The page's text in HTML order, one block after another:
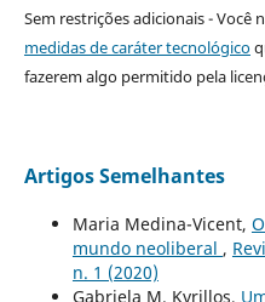
Sem restrições adicionais -
medidas de caráter tecnológico
fazerem algo permitido pela
Artigos Semelhantes
Maria Medina-Vicent,
mundo neoliberal ,
n. 1 (2020)
Gabriela M. Kyrillos,